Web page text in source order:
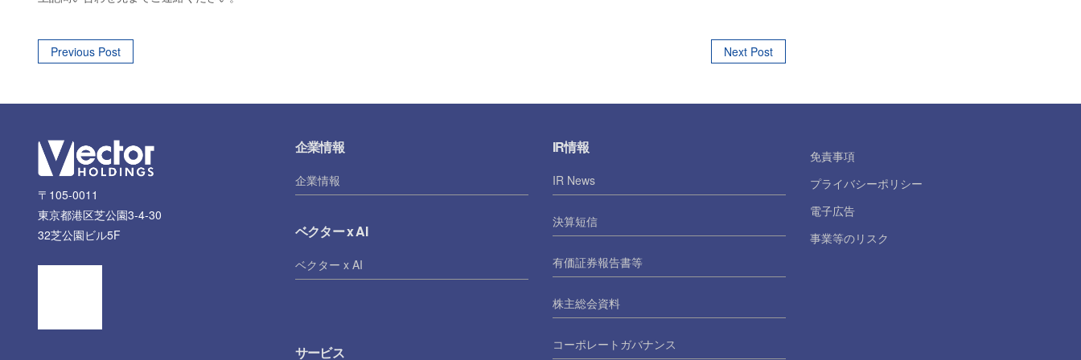
Post
Previous Post Next Post
〒105-0011
東京都港区芝公園3-4-30
32芝公園ビル5F
企業情報
企業情報
ベクター x AI
ベクター x AI
サービス
IR情報
IR News
決算短信
有価証券報告書等
株主総会資料
コーポレートガバナンス
免責事項
プライバシーポリシー
電子広告
事業等のリスク